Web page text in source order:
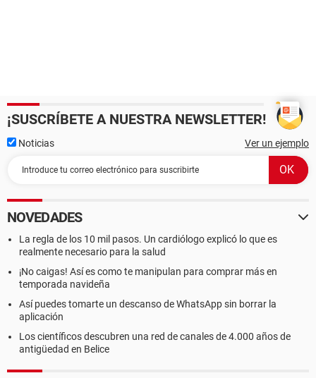
¡SUSCRÍBETE A NUESTRA NEWSLETTER!
Noticias Ver un ejemplo
NOVEDADES
La regla de los 10 mil pasos. Un cardiólogo explicó lo que es
realmente necesario para la salud
¡No caigas! Así es como te manipulan para comprar más en
temporada navideña
Así puedes tomarte un descanso de WhatsApp sin borrar la
aplicación
Los científicos descubren una red de canales de 4.000 años de
antigüedad en Belice